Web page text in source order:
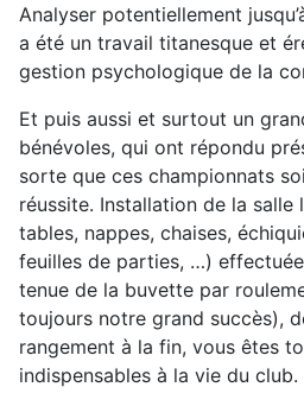
Analyser potentiellement
a été un travail titanesque et
gestion psychologique de la
Et puis aussi et surtout un
bénévoles, qui ont répondu
sorte que ces championnats
réussite. Installation de la
tables, nappes, chaises,
feuilles de parties, …)
tenue de la buvette par
toujours notre grand succès),
rangement à la fin, vous êtes
indispensables à la vie du club.